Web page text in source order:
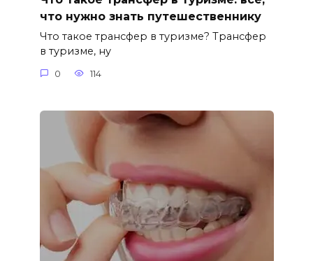
что нужно знать путешественнику
Что такое трансфер в туризме? Трансфер
в туризме, ну
0 114